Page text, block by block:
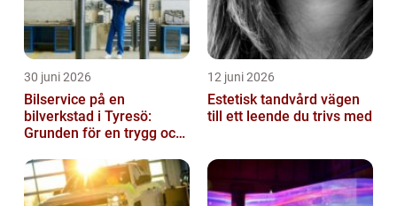
30 juni 2026
Bilservice på en
bilverkstad i Tyresö:
Grunden för en trygg och
12 juni 2026
Estetisk tandvård vägen
till ett leende du trivs med